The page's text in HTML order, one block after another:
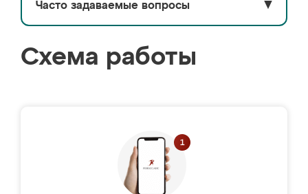
Часто задаваемые вопросы ▼
Схема работы